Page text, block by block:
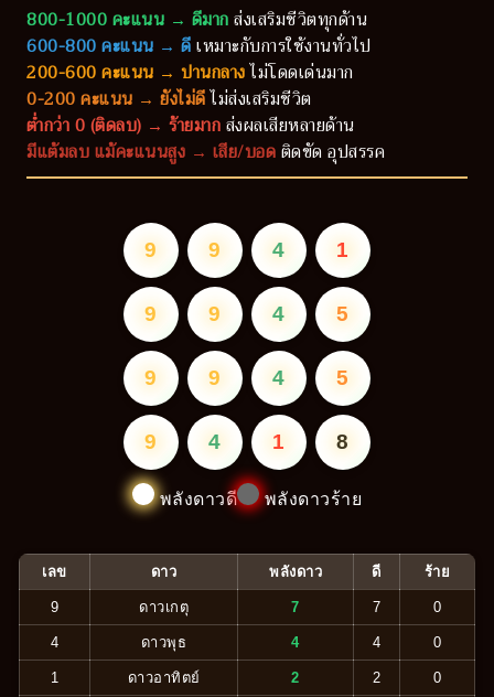
800-1000 คะแนน → ดีมากส่งเสริมชีวิตทุกด้าน
600-800 คะแนน → ดีเหมาะกับการใช้งานทั่วไป
200-600 คะแนน → ปานกลางไม่โดดเด่นมาก
0-200 คะแนน → ยังไม่ดีไม่ส่งเสริมชีวิต
ต่ำกว่า 0 (ติดลบ) → ร้ายมากส่งผลเสียหลายด้าน
มีแต้มลบ แม้คะแนนสูง → เสีย/บอดติดขัด อุปสรรค
9 9 4 1
9 9 4 5
9 9 4 5
9 4 1 8
พลังดาวดี พลังดาวร้าย
เลข ดาว พลังดาว ดี ร้าย
9 ดาวเกตุ 7 7 0
4 ดาวพุธ 4 4 0
1 ดาวอาทิตย์ 2 2 0